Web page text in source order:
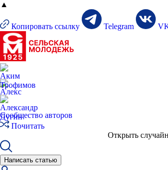
▲
Копировать ссылку Telegram
Сообщество авторов
Почитать
Открыть
Написать статью